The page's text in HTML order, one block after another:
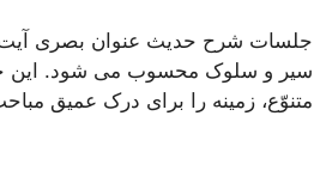
جلسات شرح حدیث عنوان بصری آیت
سیر و سلوک محسوب می شود. این
متنوّع، زمینه را برای درک عمیق